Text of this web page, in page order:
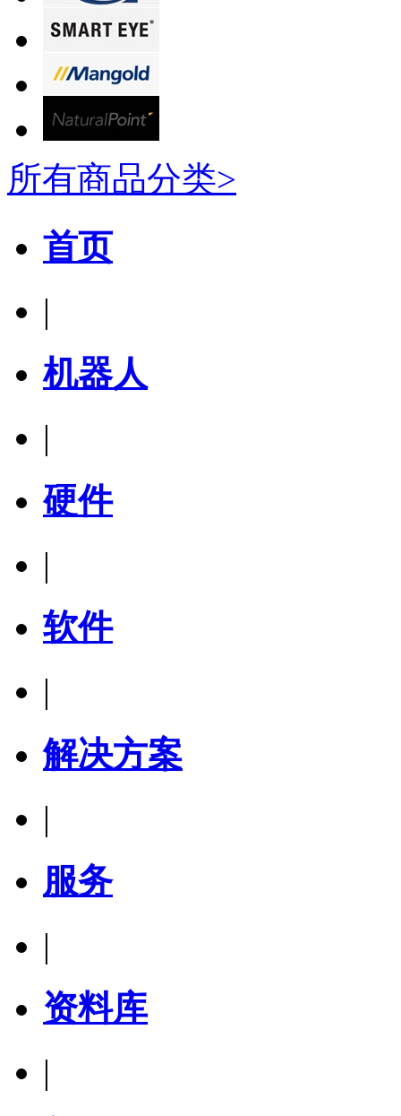
所有商品分类>
首页
|
机器人
|
硬件
|
软件
|
解决方案
|
服务
|
资料库
|